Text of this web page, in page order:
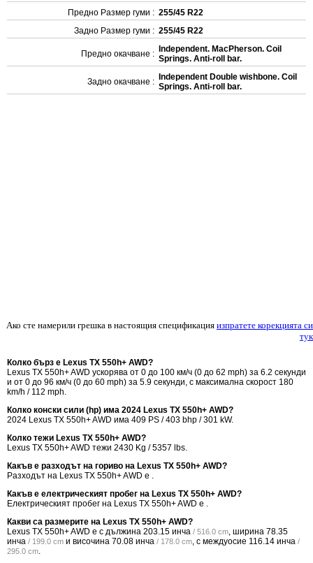
Предно Размер гуми : 255/45 R22
Задно Размер гуми : 255/45 R22
Предно окачване : Independent. MacPherson. Coil
Springs. Anti-roll bar.
Задно окачване : Independent Double wishbone. Coil
Springs. Anti-roll bar.
Ако сте намерили грешка в настоящия спецификация изпратете корекцията си
тук
Колко бърз е Lexus TX 550h+ AWD?
Lexus TX 550h+ AWD ускорява от 0 до 100 км/ч (0 до 62 mph) за 6.2 секунди
и от 0 до 96 км/ч (0 до 60 mph) за 5.9 секунди, с максимална скорост 180
km/h / 112 mph.
Колко конски сили (hp) има 2024 Lexus TX 550h+ AWD?
2024 Lexus TX 550h+ AWD има 409 PS / 403 bhp / 301 kW.
Колко тежи Lexus TX 550h+ AWD?
Lexus TX 550h+ AWD тежи 2430 Kg / 5357 lbs.
Какъв е разходът на гориво на Lexus TX 550h+ AWD?
Разходът на Lexus TX 550h+ AWD е .
Какъв е електрическият пробег на Lexus TX 550h+ AWD?
Електрическият пробег на Lexus TX 550h+ AWD е .
Какви са размерите на Lexus TX 550h+ AWD?
Lexus TX 550h+ AWD е с дължина 203.15 инча / 516.0 cm , ширина 78.35
инча / 199.0 cm и височина 70.08 инча / 178.0 cm , с междуосие 116.14 инча /
295.0 cm